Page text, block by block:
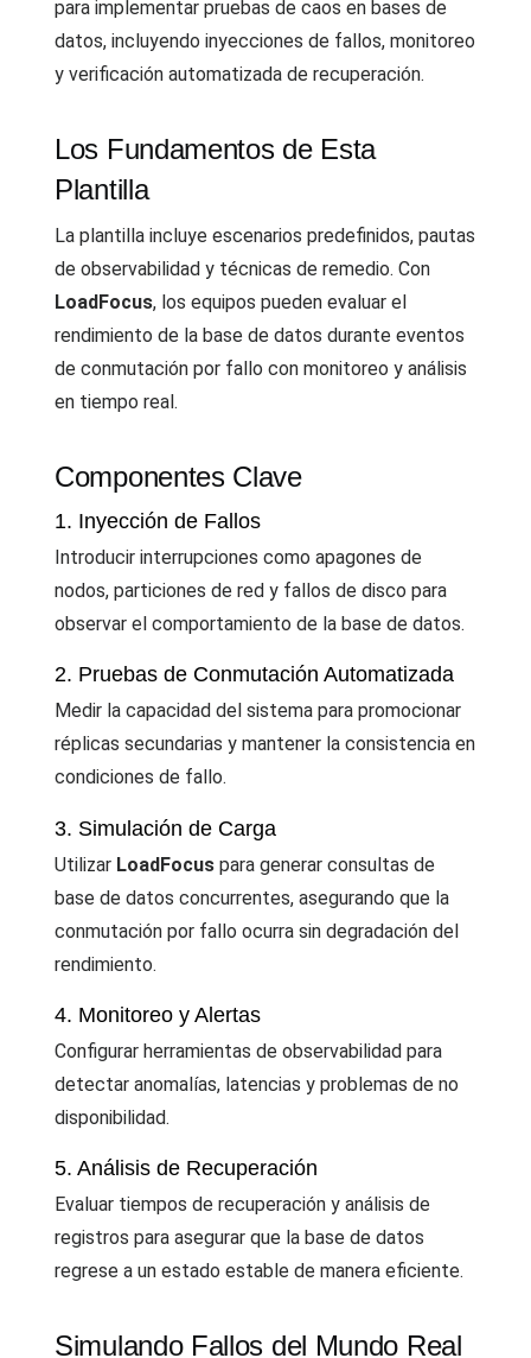
para implementar pruebas de caos en bases de
datos, incluyendo inyecciones de fallos, monitoreo
y verificación automatizada de recuperación.
Los Fundamentos de Esta
Plantilla
La plantilla incluye escenarios predefinidos, pautas
de observabilidad y técnicas de remedio. Con
LoadFocus, los equipos pueden evaluar el
rendimiento de la base de datos durante eventos
de conmutación por fallo con monitoreo y análisis
en tiempo real.
Componentes Clave
1. Inyección de Fallos
Introducir interrupciones como apagones de
nodos, particiones de red y fallos de disco para
observar el comportamiento de la base de datos.
2. Pruebas de Conmutación Automatizada
Medir la capacidad del sistema para promocionar
réplicas secundarias y mantener la consistencia en
condiciones de fallo.
3. Simulación de Carga
Utilizar LoadFocus para generar consultas de
base de datos concurrentes, asegurando que la
conmutación por fallo ocurra sin degradación del
rendimiento.
4. Monitoreo y Alertas
Configurar herramientas de observabilidad para
detectar anomalías, latencias y problemas de no
disponibilidad.
5. Análisis de Recuperación
Evaluar tiempos de recuperación y análisis de
registros para asegurar que la base de datos
regrese a un estado estable de manera eficiente.
Simulando Fallos del Mundo Real